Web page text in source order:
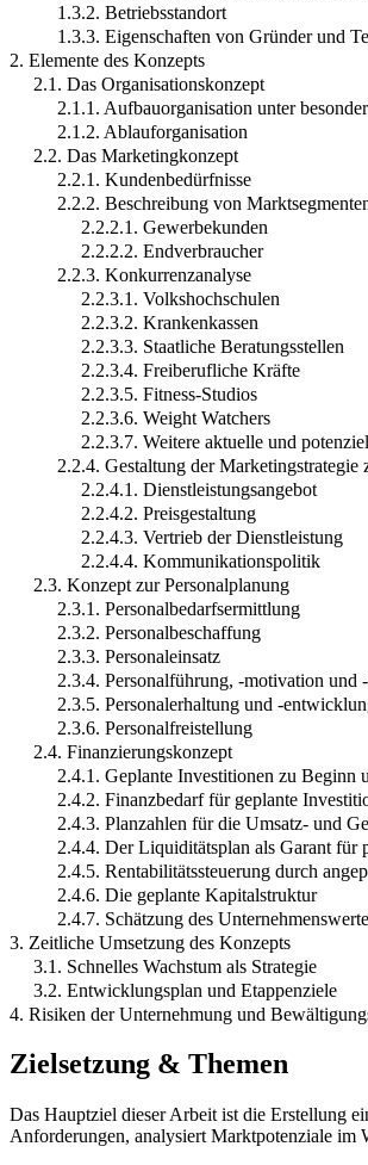
1.3.2. Betriebsstandort
1.3.3. Eigenschaften von Gründer und
2. Elemente des Konzepts
2.1. Das Organisationskonzept
2.1.1. Aufbauorganisation unter
2.1.2. Ablauforganisation
2.2. Das Marketingkonzept
2.2.1. Kundenbedürfnisse
2.2.2. Beschreibung von
2.2.2.1. Gewerbekunden
2.2.2.2. Endverbraucher
2.2.3. Konkurrenzanalyse
2.2.3.1. Volkshochschulen
2.2.3.2. Krankenkassen
2.2.3.3. Staatliche Beratungsstellen
2.2.3.4. Freiberufliche Kräfte
2.2.3.5. Fitness-Studios
2.2.3.6. Weight Watchers
2.2.3.7. Weitere aktuelle und
2.2.4. Gestaltung der
2.2.4.1. Dienstleistungsangebot
2.2.4.2. Preisgestaltung
2.2.4.3. Vertrieb der Dienstleistung
2.2.4.4. Kommunikationspolitik
2.3. Konzept zur Personalplanung
2.3.1. Personalbedarfsermittlung
2.3.2. Personalbeschaffung
2.3.3. Personaleinsatz
2.3.4. Personalführung, -motivation und
2.3.5. Personalerhaltung und -
2.3.6. Personalfreistellung
2.4. Finanzierungskonzept
2.4.1. Geplante Investitionen zu Beginn
2.4.2. Finanzbedarf für geplante
2.4.3. Planzahlen für die Umsatz- und
2.4.4. Der Liquiditätsplan als Garant für
2.4.5. Rentabilitätssteuerung durch
2.4.6. Die geplante Kapitalstruktur
2.4.7. Schätzung des
3. Zeitliche Umsetzung des Konzepts
3.1. Schnelles Wachstum als Strategie
3.2. Entwicklungsplan und Etappenziele
4. Risiken der Unternehmung und
Zielsetzung & Themen
Das Hauptziel dieser Arbeit ist die Erstellung
Anforderungen, analysiert Marktpotenziale im